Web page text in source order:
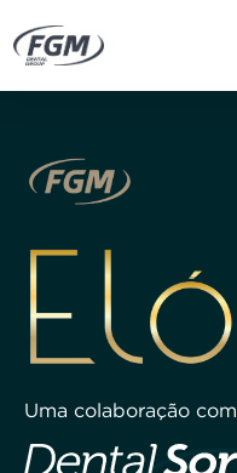
Uma colaboração com